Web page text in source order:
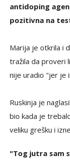
antidoping
pozitivna na
Marija je otkrila i
tražila da proveri
nije uradio "jer je
Ruskinja je
bio kada je
veliku grešku i
"Tog jutra sam